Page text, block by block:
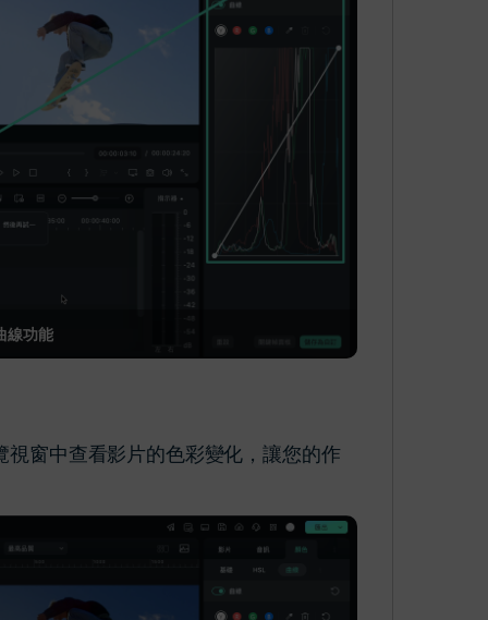
線功能
窗中查看影片的色彩變化，讓您的作